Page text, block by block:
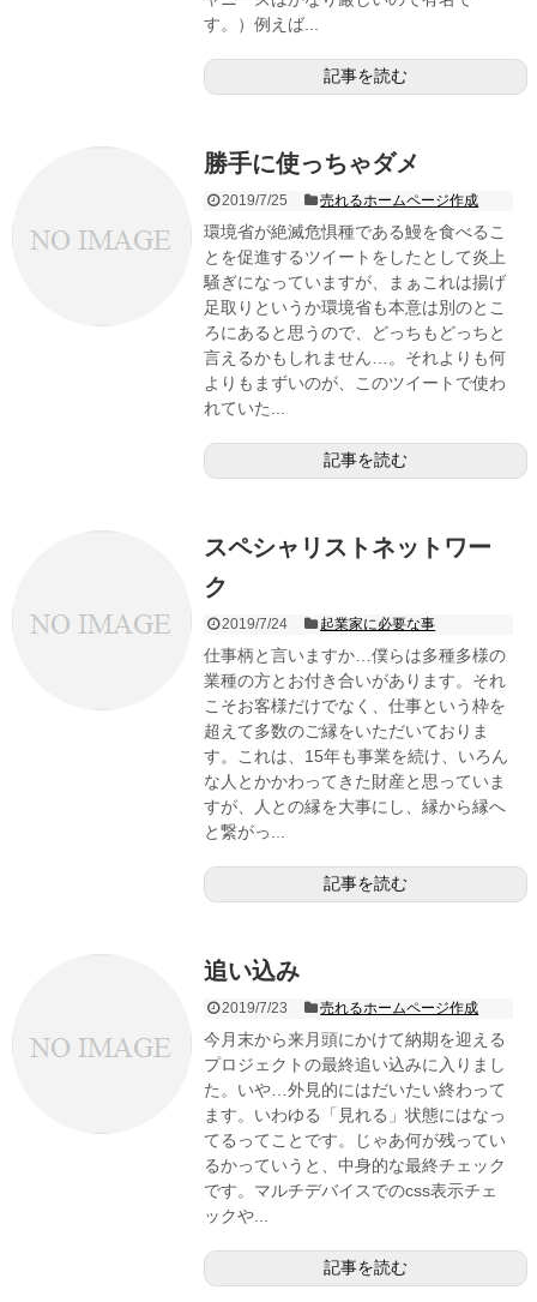
す。）例えば...
記事を読む
勝手に使っちゃダメ
2019/7/25 売れるホームページ作成
環境省が絶滅危惧種である鰻を食べるこ
とを促進するツイートをしたとして炎上
騒ぎになっていますが、まぁこれは揚げ
足取りというか環境省も本意は別のとこ
ろにあると思うので、どっちもどっちと
言えるかもしれません…。それよりも何
よりもまずいのが、このツイートで使わ
れていた...
記事を読む
スペシャリストネットワー
ク
2019/7/24 起業家に必要な事
仕事柄と言いますか…僕らは多種多様の
業種の方とお付き合いがあります。それ
こそお客様だけでなく、仕事という枠を
超えて多数のご縁をいただいておりま
す。これは、15年も事業を続け、いろん
な人とかかわってきた財産と思っていま
すが、人との縁を大事にし、縁から縁へ
と繋がっ...
記事を読む
追い込み
2019/7/23 売れるホームページ作成
今月末から来月頭にかけて納期を迎える
プロジェクトの最終追い込みに入りまし
た。いや…外見的にはだいたい終わって
ます。いわゆる「見れる」状態にはなっ
てるってことです。じゃあ何が残ってい
るかっていうと、中身的な最終チェック
です。マルチデバイスでのcss表示チェ
ックや...
記事を読む